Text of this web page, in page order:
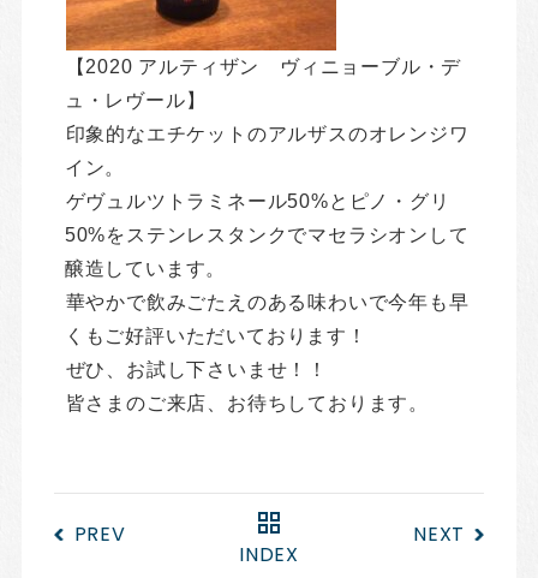
【2020 アルティザン ヴィニョーブル・デ
ュ・レヴール】
印象的なエチケットのアルザスのオレンジワ
イン。
ゲヴュルツトラミネール50%とピノ・グリ
50%をステンレスタンクでマセラシオンして
醸造しています。
華やかで飲みごたえのある味わいで今年も早
くもご好評いただいております！
ぜひ、お試し下さいませ！！
皆さまのご来店、お待ちしております。
PREV NEXT
INDEX